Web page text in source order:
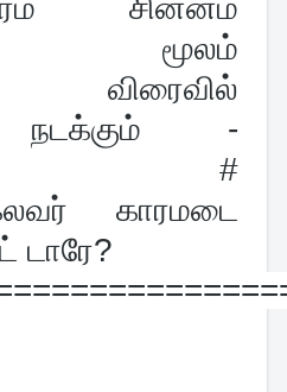
சின்னம்
மூலம்
விரைவில்
நடக்கும் -
#
காரமடை
டாரே?